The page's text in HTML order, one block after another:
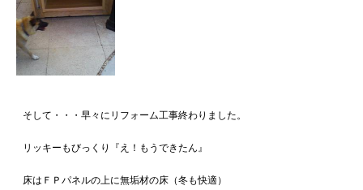
そして・・・早々にリフォーム工事終わりました。
リッキーもびっくり『え！もうできたん』
床はＦＰパネルの上に無垢材の床（冬も快適）